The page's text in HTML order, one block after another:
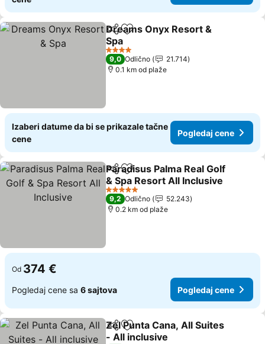
Deli Dodati u favorite
Dreams Onyx Resort &
Spa
4 Zvezdice
9,0 Odlično
21.714
0.1 km od plaže
Izaberi datume da bi se prikazale tačne
cene
Pogledaj cene
Deli Dodati u favorite
Paradisus Palma Real Golf
& Spa Resort All Inclusive
5 Zvezdice
9,2 Odlično
52.243
0.2 km od plaže
Od 374 €
Pogledaj cene sa 6 sajtova Pogledaj cene
Deli Dodati u favorite
Zel Punta Cana, All Suites
- All inclusive